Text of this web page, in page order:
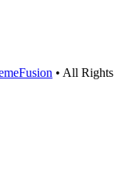
• All Rights